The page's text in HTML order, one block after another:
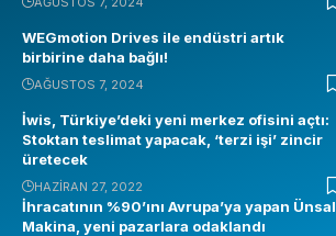
WEGmotion Drives ile endüstri artık
birbirine daha bağlı!
AĞUSTOS 7, 2024
İwis, Türkiye’deki yeni merkez ofisini açtı:
Stoktan teslimat yapacak, ‘terzi işi’ zincir
üretecek
HAZIRAN 27, 2022
İhracatının %90’ını Avrupa’ya yapan Ünsal
Makina, yeni pazarlara odaklandı